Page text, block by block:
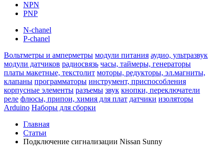
NPN
PNP
N-chanel
P-chanel
Вольтметры и амперметры модули питания аудио, ультразвук
модули датчиков радиосвязь часы, таймеры, генераторы
платы макетные, текстолит моторы, редукторы, эл.магниты,
клапаны программаторы инструмент, приспособления
корпусные элементы разъемы звук кнопки, переключатели
реле флюсы, припои, химия для плат датчики изоляторы
Arduino Наборы для сборки
Главная
Статьи
Подключение сигнализации Nissan Sunny